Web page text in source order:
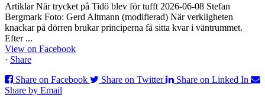
Artiklar När trycket på Tidö blev för tufft 2026-06-08 Stefan
Bergmark Foto: Gerd Altmann (modifierad) När verkligheten
knackar på dörren brukar principerna få sitta kvar i väntrummet.
Efter ...
View on Facebook
· Share
Share on Facebook
Share on Twitter
Share on Linked In
Share by Email